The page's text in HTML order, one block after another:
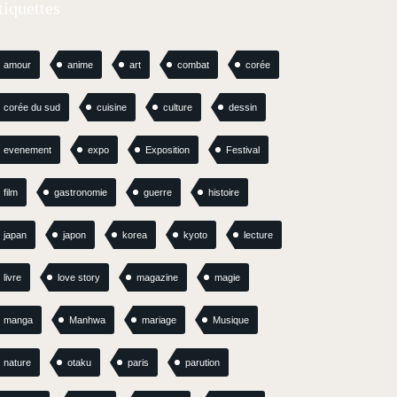
amour anime art combat corée
corée du sud cuisine culture dessin
evenement expo Exposition Festival
film gastronomie guerre histoire
japan japon korea kyoto lecture
livre love story magazine magie
manga Manhwa mariage Musique
nature otaku paris parution